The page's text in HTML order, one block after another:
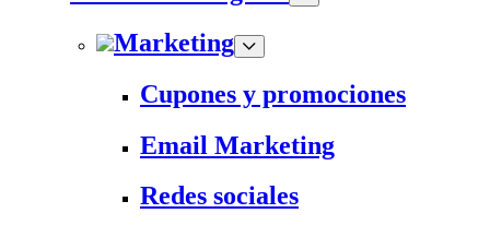
Marketing
Cupones y promociones
Email Marketing
Redes sociales